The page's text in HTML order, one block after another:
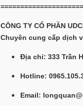
CÔNG TY CỔ PHẦN
Chuyên cung cấp dịch
Địa chỉ: 333 Trần
Hotline:
Email: